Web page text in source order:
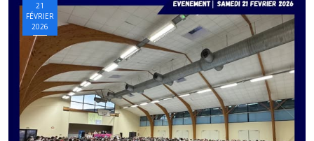
21
FÉVRIER
2026